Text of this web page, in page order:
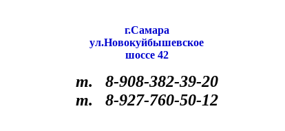
г.Самара
ул.Новокуйбышевское
шоссе 42
т. 8-908-382-39-20
т. 8-927-760-50-12